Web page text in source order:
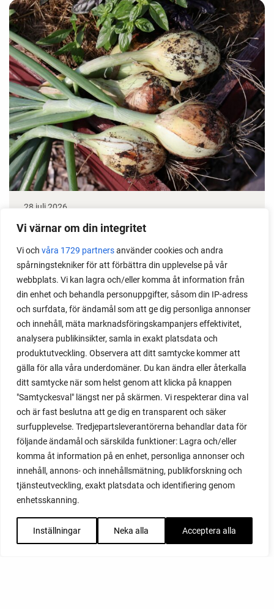
Vi värnar om din integritet
Vi och våra 1729 partnersanvänder cookies och andra
spårningstekniker för att förbättra din upplevelse på vår
webbplats. Vi kan lagra och/eller komma åt information från
din enhet och behandla personuppgifter, såsom din IP-adress
och surfdata, för ändamål som att ge dig personliga annonser
och innehåll, mäta marknadsföringskampanjers effektivitet,
analysera publikinsikter, samla in exakt platsdata och
produktutveckling. Observera att ditt samtycke kommer att
gälla för alla våra underdomäner. Du kan ändra eller återkalla
ditt samtycke när som helst genom att klicka på knappen
"Samtyckesval" längst ner på skärmen. Vi respekterar dina val
och är fast beslutna att ge dig en transparent och säker
surfupplevelse. Tredjepartsleverantörerna behandlar data för
följande ändamål och särskilda funktioner: Lagra och/eller
komma åt information på en enhet, personliga annonser och
innehåll, annons- och innehållsmätning, publikforskning och
tjänsteutveckling, exakt platsdata och identifiering genom
enhetsskanning.
Inställningar Neka alla Acceptera alla
28 juli 2026
Odla lök från frö - Stor skörd
Det är lätt att lyckas med lök från frö. Följ min sådd
under säsongen och få tips om hur du sår, skolar
om, planterar och skördar egen lök.